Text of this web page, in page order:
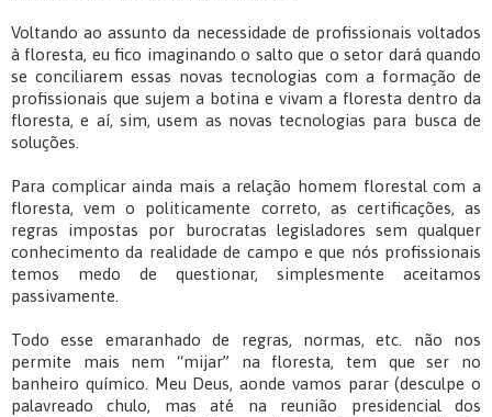
Voltando ao assunto da necessidade de profissionais voltados
à floresta, eu fico imaginando o salto que o setor dará quando
se conciliarem essas novas tecnologias com a formação de
profissionais que sujem a botina e vivam a floresta dentro da
floresta, e aí, sim, usem as novas tecnologias para busca de
soluções.
Para complicar ainda mais a relação homem florestal com a
floresta, vem o politicamente correto, as certificações, as
regras impostas por burocratas legisladores sem qualquer
conhecimento da realidade de campo e que nós profissionais
temos medo de questionar, simplesmente aceitamos
passivamente.
Todo esse emaranhado de regras, normas, etc. não nos
permite mais nem “mijar” na floresta, tem que ser no
banheiro químico. Meu Deus, aonde vamos parar (desculpe o
palavreado chulo, mas até na reunião presidencial dos